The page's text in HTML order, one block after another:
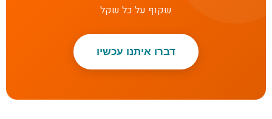
שקוף על כל שקל
דברו איתנו עכשיו